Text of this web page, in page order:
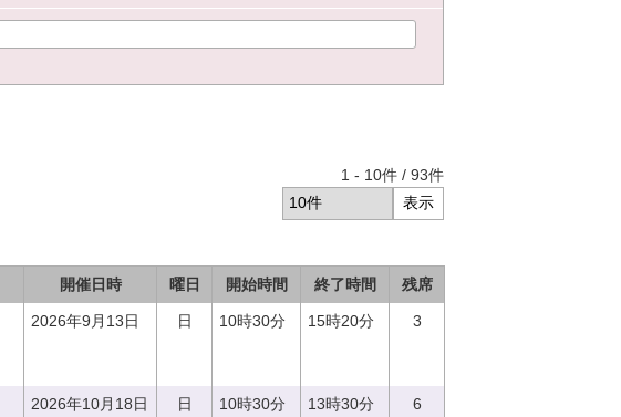
1 - 10件 / 93件
開催日時 曜日 開始時間 終了時間 残席
2026年9月13日 日 10時30分 15時20分 3
2026年10月18日 日 10時30分 13時30分 6